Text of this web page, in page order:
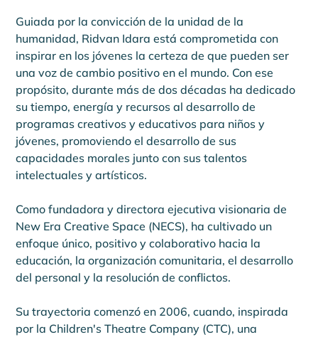
Guiada por la convicción de la unidad de la
humanidad, Ridvan Idara está comprometida con
inspirar en los jóvenes la certeza de que pueden ser
una voz de cambio positivo en el mundo. Con ese
propósito, durante más de dos décadas ha dedicado
su tiempo, energía y recursos al desarrollo de
programas creativos y educativos para niños y
jóvenes, promoviendo el desarrollo de sus
capacidades morales junto con sus talentos
intelectuales y artísticos.
Como fundadora y directora ejecutiva visionaria de
New Era Creative Space (NECS), ha cultivado un
enfoque único, positivo y colaborativo hacia la
educación, la organización comunitaria, el desarrollo
del personal y la resolución de conflictos.
Su trayectoria comenzó en 2006, cuando, inspirada
por la Children's Theatre Company (CTC), una